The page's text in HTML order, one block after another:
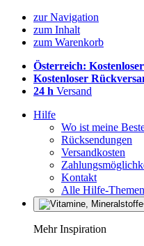
zur Navigation
zum Inhalt
zum Warenkorb
Österreich:
Kostenloser
24 h Versand
Hilfe
Wo ist meine
Rücksendungen
Versandkosten
Kontakt
Alle Hilfe-Themen
Mehr Inspiration